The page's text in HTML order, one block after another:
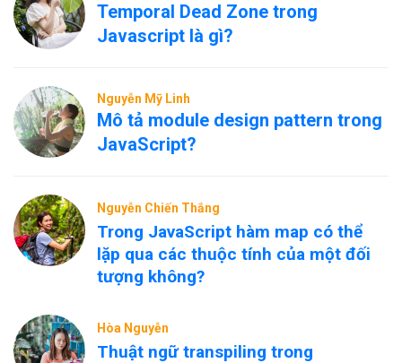
Temporal Dead Zone trong
Javascript là gì?
Nguyễn Mỹ Linh
Mô tả module design pattern trong
JavaScript?
Nguyễn Chiến Thắng
Trong JavaScript hàm map có thể
lặp qua các thuộc tính của một đối
tượng không?
Hòa Nguyễn
Thuật ngữ transpiling trong